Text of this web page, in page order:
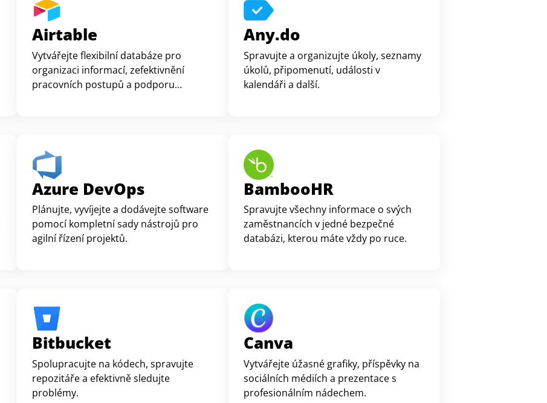
Airtable
Vytvářejte flexibilní databáze pro
organizaci informací, zefektivnění
pracovních postupů a podporu
Any.do
Spravujte a organizujte úkoly, seznamy
úkolů, připomenutí, události v
kalendáři a další.
Azure DevOps
Plánujte, vyvíjejte a dodávejte software
pomocí kompletní sady nástrojů pro
agilní řízení projektů.
BambooHR
Spravujte všechny informace o svých
zaměstnancích v jedné bezpečné
databázi, kterou máte vždy po ruce.
Bitbucket
Spolupracujte na kódech, spravujte
repozitáře a efektivně sledujte
problémy.
Canva
Vytvářejte úžasné grafiky, příspěvky na
sociálních médiích a prezentace s
profesionálním nádechem.